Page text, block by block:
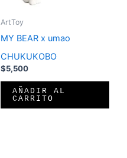
ArtToy
MY BEAR x umao
CHUKUKOBO
$5,500
AÑADIR AL
CARRITO